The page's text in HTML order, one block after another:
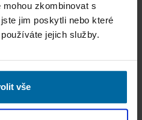
zkombinovat s
jim poskytli nebo které
jejich služby.
vše